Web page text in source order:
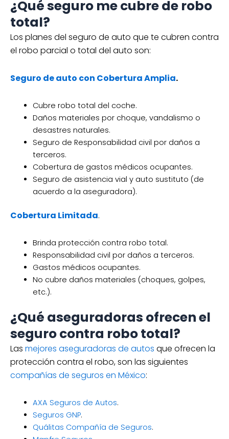
¿Qué seguro me cubre de robo
total?
Los planes del seguro de auto que te cubren contra
el robo parcial o total del auto son:
Seguro de auto con Cobertura Amplia.
Cubre robo total del coche.
Daños materiales por choque, vandalismo o
desastres naturales.
Seguro de Responsabilidad civil por daños a
terceros.
Cobertura de gastos médicos ocupantes.
Seguro de asistencia vial y auto sustituto (de
acuerdo a la aseguradora).
Cobertura Limitada.
Brinda protección contra robo total.
Responsabilidad civil por daños a terceros.
Gastos médicos ocupantes.
No cubre daños materiales (choques, golpes,
etc.).
¿Qué aseguradoras ofrecen el
seguro contra robo total?
Las mejores aseguradoras de autos que ofrecen la
protección contra el robo, son las siguientes
compañías de seguros en México:
AXA Seguros de Autos.
Seguros GNP.
Quálitas Compañía de Seguros.